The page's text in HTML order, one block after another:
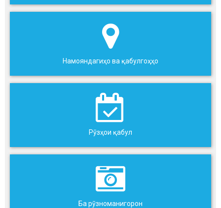
Намояндагиҳо ва қабулгоҳҳо
Рӯзҳои қабул
Ба рӯзноманигорон